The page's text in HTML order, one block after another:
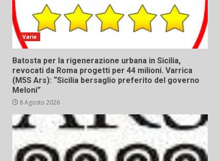
Varie
Batosta per la rigenerazione urbana in Sicilia,
revocati da Roma progetti per 44 milioni. Varrica
(M5S Ars): “Sicilia bersaglio preferito del governo
Meloni”
8 Agosto 2026